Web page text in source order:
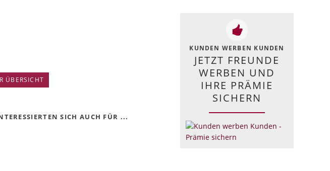
ÜBERSICHT
SICH AUCH FÜR ...
KUNDEN WERBEN KUNDEN
JETZT FREUNDE
WERBEN UND
IHRE PRÄMIE
SICHERN